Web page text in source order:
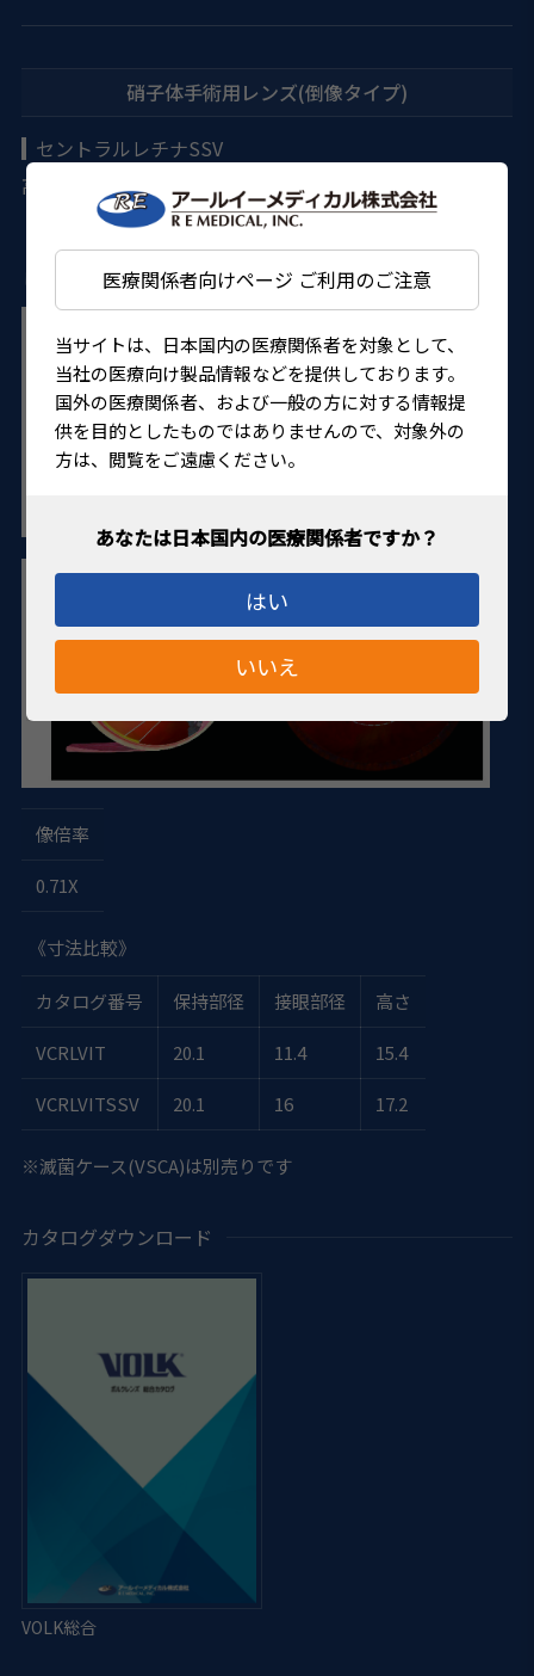
医療関係者向けページ ご利用のご注意
当サイトは、日本国内の医療関係者を対象として、
当社の医療向け製品情報などを提供しております。
国外の医療関係者、および一般の方に対する情報提
供を目的としたものではありませんので、対象外の
方は、閲覧をご遠慮ください。
はい
いいえ
硝子体手術用レンズ(倒像タイプ)
セントラルレチナSSV
高倍率での中心網膜の観察と治療
・高倍率、高解像度で赤道域までの詳細を観察に最適です。
・メンブレンピーリング、網膜剥離の細部治療に効果を発揮
します。 ・エチレンオキサイドガス滅菌が可能です。
像倍率
0.71X
《寸法比較》
カタログ番号 保持部径 接眼部径 高さ
VCRLVIT 20.1 11.4 15.4
VCRLVITSSV 20.1 16 17.2
※滅菌ケース(VSCA)は別売りです
カタログダウンロード